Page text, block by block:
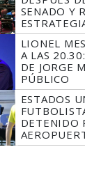
SENADO Y
LIONEL
A LAS
DE JORGE
PÚBLICO
ESTADOS
DETENIDO